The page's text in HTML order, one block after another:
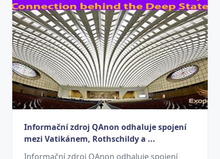
Informační zdroj QAnon odhaluje spojení
mezi Vatikánem, Rothschildy a ...
Informační zdroj QAnon odhaluje spojení